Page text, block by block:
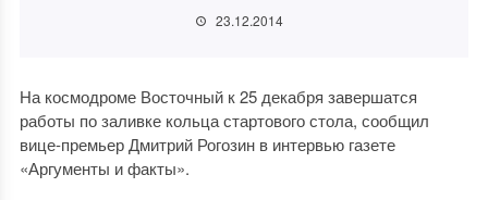
23.12.2014
На космодроме Восточный к 25 декабря завершатся
работы по заливке кольца стартового стола, сообщил
вице-премьер Дмитрий Рогозин в интервью газете
«Аргументы и факты».